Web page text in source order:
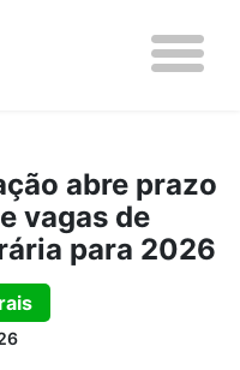
abre prazo
vagas de
para 2026